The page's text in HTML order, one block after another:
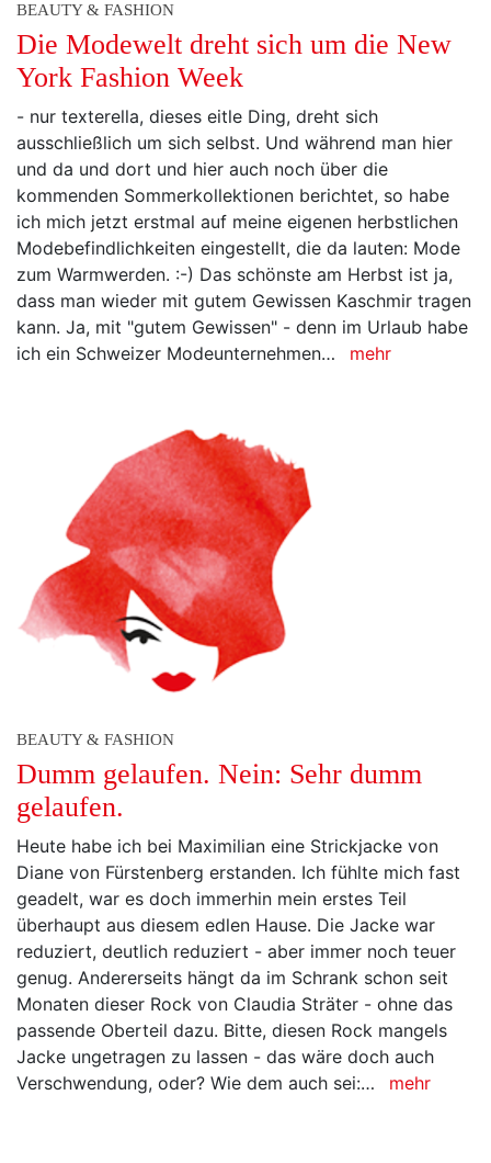
BEAUTY & FASHION
Die Modewelt dreht sich um die New
York Fashion Week
- nur texterella, dieses eitle Ding, dreht sich
ausschließlich um sich selbst. Und während man hier
und da und dort und hier auch noch über die
kommenden Sommerkollektionen berichtet, so habe
ich mich jetzt erstmal auf meine eigenen herbstlichen
Modebefindlichkeiten eingestellt, die da lauten: Mode
zum Warmwerden. :-) Das schönste am Herbst ist ja,
dass man wieder mit gutem Gewissen Kaschmir tragen
kann. Ja, mit "gutem Gewissen" - denn im Urlaub habe
ich ein Schweizer Modeunternehmen…
mehr
BEAUTY & FASHION
Dumm gelaufen. Nein: Sehr dumm
gelaufen.
Heute habe ich bei Maximilian eine Strickjacke von
Diane von Fürstenberg erstanden. Ich fühlte mich fast
geadelt, war es doch immerhin mein erstes Teil
überhaupt aus diesem edlen Hause. Die Jacke war
reduziert, deutlich reduziert - aber immer noch teuer
genug. Andererseits hängt da im Schrank schon seit
Monaten dieser Rock von Claudia Sträter - ohne das
passende Oberteil dazu. Bitte, diesen Rock mangels
Jacke ungetragen zu lassen - das wäre doch auch
Verschwendung, oder? Wie dem auch sei:…
mehr